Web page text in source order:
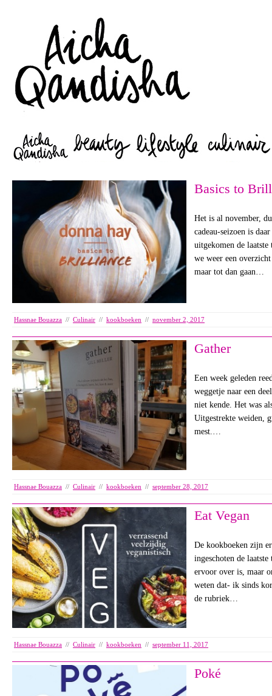
Basics to
Het is al november,
cadeau-seizoen is
uitgekomen de
we weer een
maar tot dan gaan…
Hassnae Bouazza // Culinair // kookboeken // november 2, 2017
Gather
Een week geleden
weggetje naar een
niet kende. Het was
Uitgestrekte weiden,
mest.…
Hassnae Bouazza // Culinair // kookboeken // september 28, 2017
Eat Vegan
De kookboeken zijn
ingeschoten de
ervoor over is, maar
weten dat- ik sinds
de rubriek…
Hassnae Bouazza // Culinair // kookboeken // september 11, 2017
Poké